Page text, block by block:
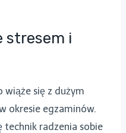
stresem i
wiąże się z dużym
okresie egzaminów.
technik radzenia sobie